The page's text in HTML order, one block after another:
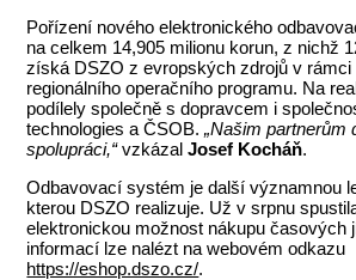
Pořízení nového elektronického
na celkem 14,905 milionu korun, z nichž
získá DSZO z evropských zdrojů v rámci
regionálního operačního programu. Na
podílely společně s dopravcem i
technologies a ČSOB.„Našim partnerům
spolupráci,“vzkázalJosef Kocháň.
Odbavovací systém je další významnou
kterou DSZO realizuje. Už v srpnu
elektronickou možnost nákupu časových
informací lze nalézt na webovém odkazu
https://eshop.dszo.cz/.